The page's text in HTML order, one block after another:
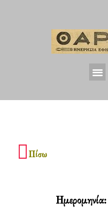
Πίσω
Ημερομηνία: